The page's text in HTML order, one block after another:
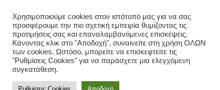
Χρησιμοποιούμε cookies στον ιστότοπό μας για να σας
προσφέρουμε την πιο σχετική εμπειρία θυμίζοντας τις
προτιμήσεις σας και επαναλαμβανόμενες επισκέψεις.
Κάνοντας κλικ στο "Αποδοχή", συναινείτε στη χρήση ΟΛΩΝ
των cookies. Ωστόσο, μπορείτε να επισκεφτείτε τις
"Ρυθμίσεις Cookies" για να παράσχετε μια ελεγχόμενη
συγκατάθεση.